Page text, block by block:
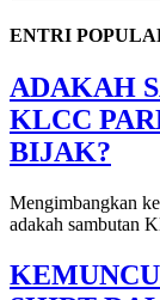
ENTRI
ADAKAH
KLCC
BIJAK?
Mengimbangkan
adakah sambutan